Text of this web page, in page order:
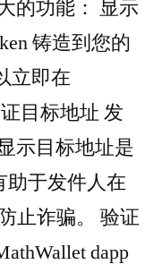
的功能： 显示
铸造到您的
立即在
目标地址 发
示目标地址是
助于发件人在
止诈骗。 验证
dapp